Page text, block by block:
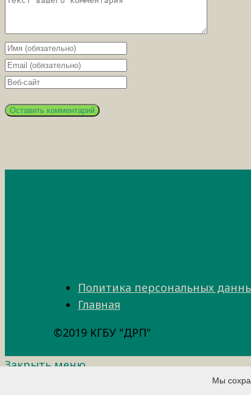
Политика персональных
Главная
©2019 КГБУ "ДРП"
Закрыть меню
Мы